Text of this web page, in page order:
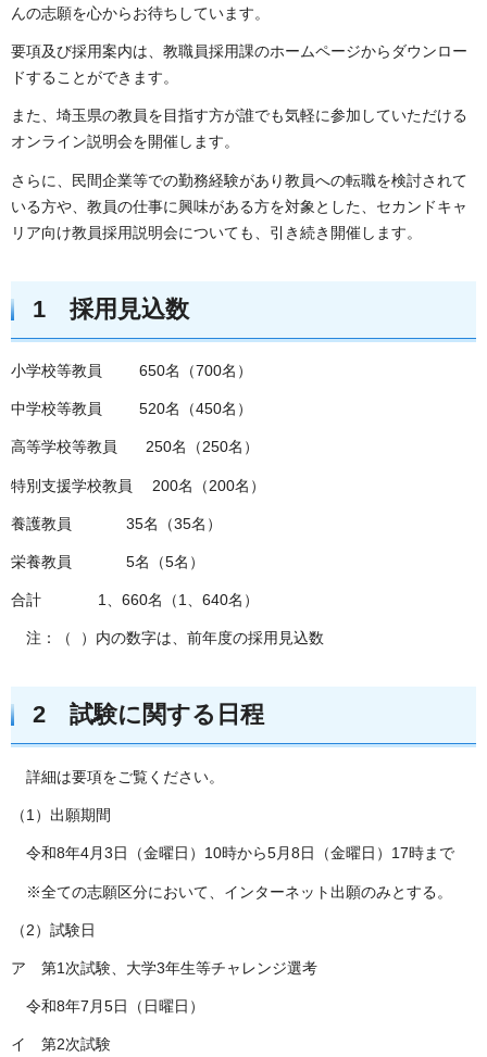
んの志願を心からお待ちしています。
要項及び採用案内は、教職員採用課のホームページからダウンロー
ドすることができます。
また、埼玉県の教員を目指す方が誰でも気軽に参加していただける
オンライン説明会を開催します。
さらに、民間企業等での勤務経験があり教員への転職を検討されて
いる方や、教員の仕事に興味がある方を対象とした、セカンドキャ
リア向け教員採用説明会についても、引き続き開催します。
1 採用見込数
小学校等教員 650名（700名）
中学校等教員 520名（450名）
高等学校等教員 250名（250名）
特別支援学校教員 200名（200名）
養護教員 35名（35名）
栄養教員 5名（5名）
合計 1、660名（1、640名）
注：（ ）内の数字は、前年度の採用見込数
2 試験に関する日程
詳細は要項をご覧ください。
（1）出願期間
令和8年4月3日（金曜日）10時から5月8日（金曜日）17時まで
※全ての志願区分において、インターネット出願のみとする。
（2）試験日
ア 第1次試験、大学3年生等チャレンジ選考
令和8年7月5日（日曜日）
イ 第2次試験